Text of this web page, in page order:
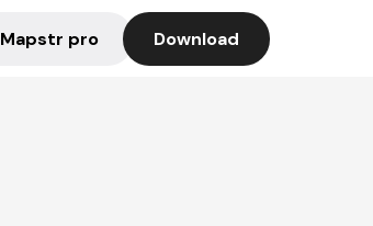
Mapstr pro Download